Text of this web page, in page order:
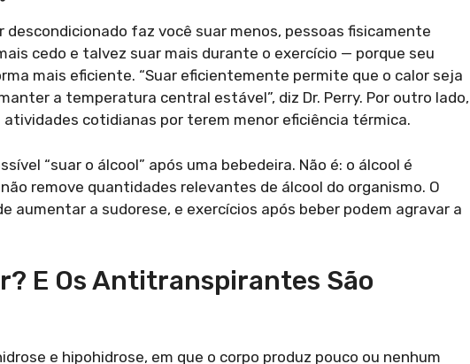
faz você suar menos, pessoas fisicamente
cedo e talvez suar mais durante o exercício — porque seu
mais eficiente. “Suar eficientemente permite que o calor seja
a temperatura central estável”, diz Dr. Perry. Por outro lado,
cotidianas por terem menor eficiência térmica.
“suar o álcool” após uma bebedeira. Não é: o álcool é
remove quantidades relevantes de álcool do organismo. O
aumentar a sudorese, e exercícios após beber podem agravar a
E Os Antitranspirantes São
e hipohidrose, em que o corpo produz pouco ou nenhum